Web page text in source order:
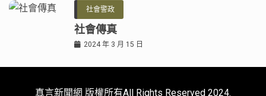
社會警政
社會傳真
2024 年 3 月 15 日
真言新聞網 版權所有All Rights Reserved 2024.